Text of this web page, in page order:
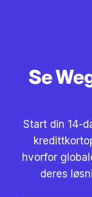
Se
Start din 14-
hvorfor
deres